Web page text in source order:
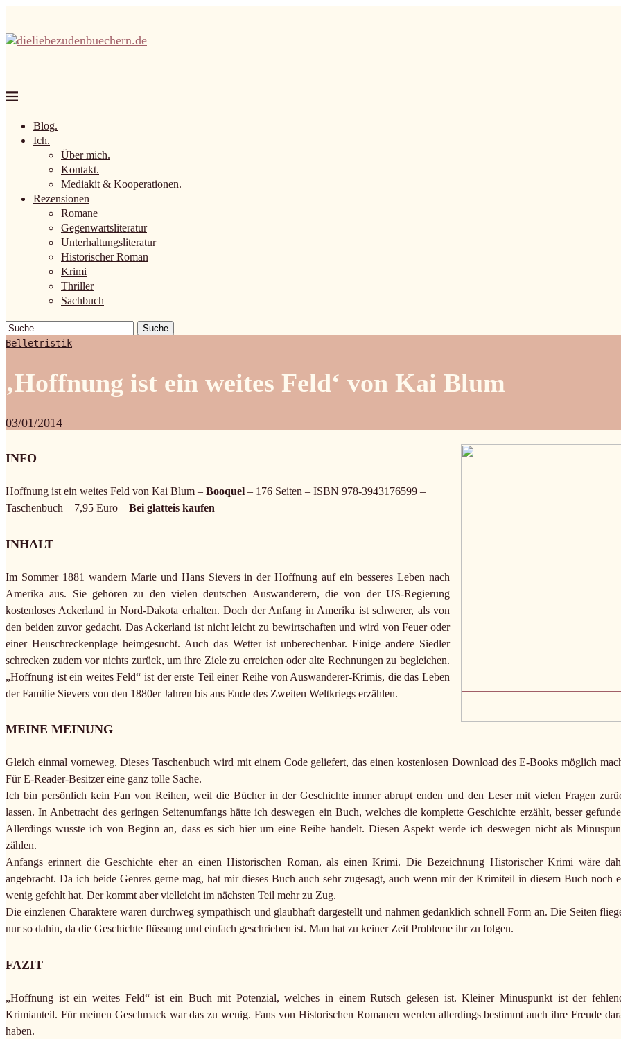
Blog.
Ich.
Über mich.
Kontakt.
Mediakit & Kooperationen.
Rezensionen
Romane
Gegenwartsliteratur
Unterhaltungsliteratur
Historischer Roman
Krimi
Thriller
Sachbuch
Suche
Belletristik
‚Hoffnung ist ein weites Feld‘ von Kai Blum
03/01/2014
INFO
Hoffnung ist ein weites Feld von Kai Blum – Booquel – 176 Seiten – ISBN 978-3943176599 –
Taschenbuch – 7,95 Euro – Bei glatteis kaufen
INHALT
Im Sommer 1881 wandern Marie und Hans Sievers in der Hoffnung auf ein besseres Leben nach
Amerika aus. Sie gehören zu den vielen deutschen Auswanderern, die von der US-Regierung
kostenloses Ackerland in Nord-Dakota erhalten. Doch der Anfang in Amerika ist schwerer, als von
den beiden zuvor gedacht. Das Ackerland ist nicht leicht zu bewirtschaften und wird von Feuer oder
einer Heuschreckenplage heimgesucht. Auch das Wetter ist unberechenbar. Einige andere Siedler
schrecken zudem vor nichts zurück, um ihre Ziele zu erreichen oder alte Rechnungen zu begleichen.
„Hoffnung ist ein weites Feld“ ist der erste Teil einer Reihe von Auswanderer-Krimis, die das Leben
der Familie Sievers von den 1880er Jahren bis ans Ende des Zweiten Weltkriegs erzählen.
MEINE MEINUNG
Gleich einmal vorneweg. Dieses Taschenbuch wird mit einem Code geliefert, das einen kostenlosen Download des E-Books möglich
Für E-Reader-Besitzer eine ganz tolle Sache.
Ich bin persönlich kein Fan von Reihen, weil die Bücher in der Geschichte immer abrupt enden und den Leser mit vielen Fragen
lassen. In Anbetracht des geringen Seitenumfangs hätte ich deswegen ein Buch, welches die komplette Geschichte erzählt, besser
Allerdings wusste ich von Beginn an, dass es sich hier um eine Reihe handelt. Diesen Aspekt werde ich deswegen nicht als
zählen.
Anfangs erinnert die Geschichte eher an einen Historischen Roman, als einen Krimi. Die Bezeichnung Historischer Krimi wäre
angebracht. Da ich beide Genres gerne mag, hat mir dieses Buch auch sehr zugesagt, auch wenn mir der Krimiteil in diesem Buch noch
wenig gefehlt hat. Der kommt aber vielleicht im nächsten Teil mehr zu Zug.
Die einzlenen Charaktere waren durchweg sympathisch und glaubhaft dargestellt und nahmen gedanklich schnell Form an. Die Seiten
nur so dahin, da die Geschichte flüssung und einfach geschrieben ist. Man hat zu keiner Zeit Probleme ihr zu folgen.
FAZIT
„Hoffnung ist ein weites Feld“ ist ein Buch mit Potenzial, welches in einem Rutsch gelesen ist. Kleiner Minuspunkt ist der
Krimianteil. Für meinen Geschmack war das zu wenig. Fans von Historischen Romanen werden allerdings bestimmt auch ihre Freude
haben.